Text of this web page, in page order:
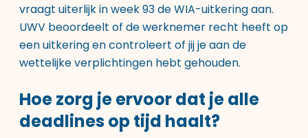
vraagt uiterlijk in week 93 de WIA-uitkering aan.
UWV beoordeelt of de werknemer recht heeft op
een uitkering en controleert of jij je aan de
wettelijke verplichtingen hebt gehouden.
Hoe zorg je ervoor dat je alle
deadlines op tijd haalt?